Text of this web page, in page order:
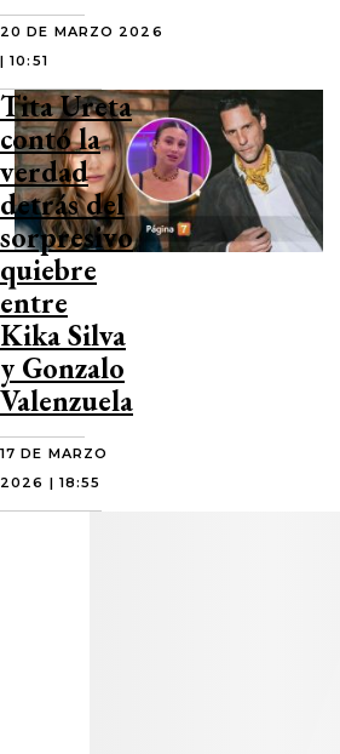
20 DE MARZO 2026
| 10:51
Tita Ureta
contó la
verdad
detrás del
sorpresivo
quiebre
entre
Kika Silva
y Gonzalo
Valenzuela
17 DE MARZO
2026 | 18:55